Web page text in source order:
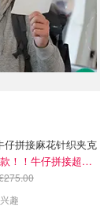
仔拼接麻花针织夹克
金玟庭同款！！牛仔拼接超有层次感
趣